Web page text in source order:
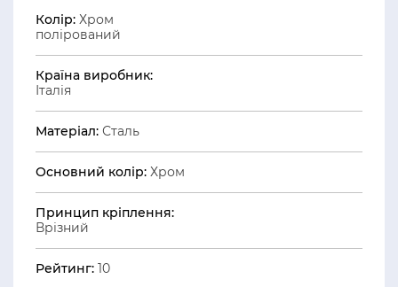
Колір: Хром
полірований
Країна виробник:
Італія
Матеріал: Сталь
Основний колір: Хром
Принцип кріплення:
Врізний
Рейтинг: 10